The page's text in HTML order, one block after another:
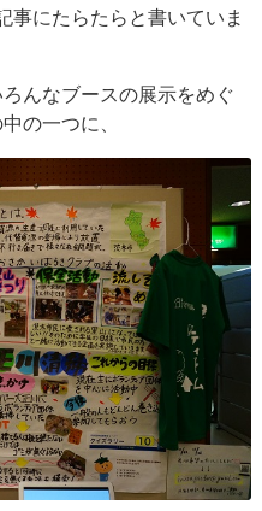
事にたらたらと書いていま
んなブースの展示をめぐ
の一つに、